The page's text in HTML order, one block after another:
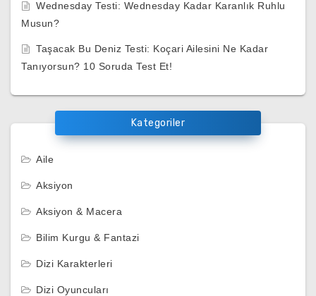
Wednesday Testi: Wednesday Kadar Karanlık Ruhlu
Musun?
Taşacak Bu Deniz Testi: Koçari Ailesini Ne Kadar
Tanıyorsun? 10 Soruda Test Et!
Kategoriler
Aile
Aksiyon
Aksiyon & Macera
Bilim Kurgu & Fantazi
Dizi Karakterleri
Dizi Oyuncuları